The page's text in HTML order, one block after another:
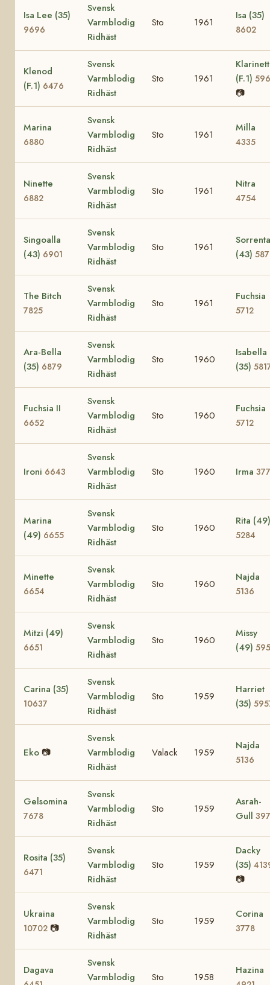
Isa Lee (35)
9696
Svensk
Varmblodig
Ridhäst
Sto 1961
Isa (35)
8602
Klenod
(F.1) 6476
Svensk
Varmblodig
Ridhäst
Sto 1961
(F.1)
📷
Marina
6880
Svensk
Varmblodig
Ridhäst
Sto 1961
Milla
4335
Ninette
6882
Svensk
Varmblodig
Ridhäst
Sto 1961
Nitra
4754
Singoalla
(43) 6901
Svensk
Varmblodig
Ridhäst
Sto 1961
Sorrenta
(43)
The Bitch
7825
Svensk
Varmblodig
Ridhäst
Sto 1961
Fuchsia
5712
Ara-Bella
(35) 6879
Svensk
Varmblodig
Ridhäst
Sto 1960
Isabella
(35)
Fuchsia II
6652
Svensk
Varmblodig
Ridhäst
Sto 1960
Fuchsia
5712
Ironi 6643
Svensk
Varmblodig
Ridhäst
Sto 1960 Irma
Marina
(49) 6655
Svensk
Varmblodig
Ridhäst
Sto 1960
Rita (49)
5284
Minette
6654
Svensk
Varmblodig
Ridhäst
Sto 1960
Najda
5136
Mitzi (49)
6651
Svensk
Varmblodig
Ridhäst
Sto 1960
Missy
(49)
Carina (35)
10637
Svensk
Varmblodig
Ridhäst
Sto 1959
Harriet
(35)
Eko 📷
Svensk
Varmblodig
Ridhäst
Valack 1959
Najda
5136
Gelsomina
7678
Svensk
Varmblodig
Ridhäst
Sto 1959
Asrah-
Gull
Rosita (35)
6471
Svensk
Varmblodig
Ridhäst
Sto 1959
Dacky
(35)
📷
Ukraina
10702 📷
Svensk
Varmblodig
Ridhäst
Sto 1959
Corina
3778
Dagava
Svensk
Varmblodig
Sto 1958
Hazina